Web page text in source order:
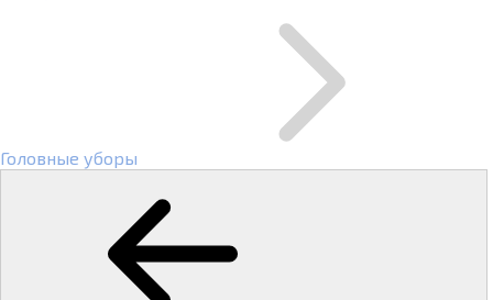
Головные уборы